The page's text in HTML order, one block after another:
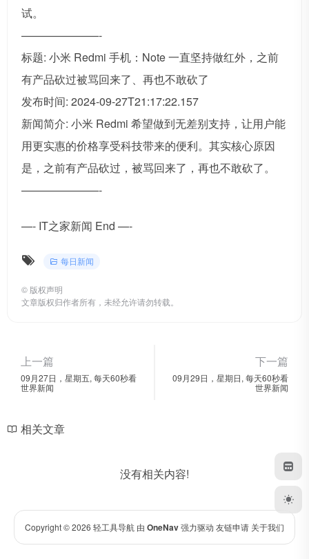
试。
———————-
标题: 小米 Redmi 手机：Note 一直坚持做红外，之前
有产品砍过被骂回来了、再也不敢砍了
发布时间: 2024-09-27T21:17:22.157
新闻简介: 小米 Redmi 希望做到无差别支持，让用户能
用更实惠的价格享受科技带来的便利。其实核心原因
是，之前有产品砍过，被骂回来了，再也不敢砍了。
———————-
—- IT之家新闻 End —-
每日新闻
© 版权声明
文章版权归作者所有，未经允许请勿转载。
上一篇
09月27日，星期五, 每天60秒看
世界新闻
下一篇
09月29日，星期日, 每天60秒看
世界新闻
相关文章
没有相关内容!
Copyright © 2026 轻工具导航 由 OneNav强力驱动 友链申请 关于我们